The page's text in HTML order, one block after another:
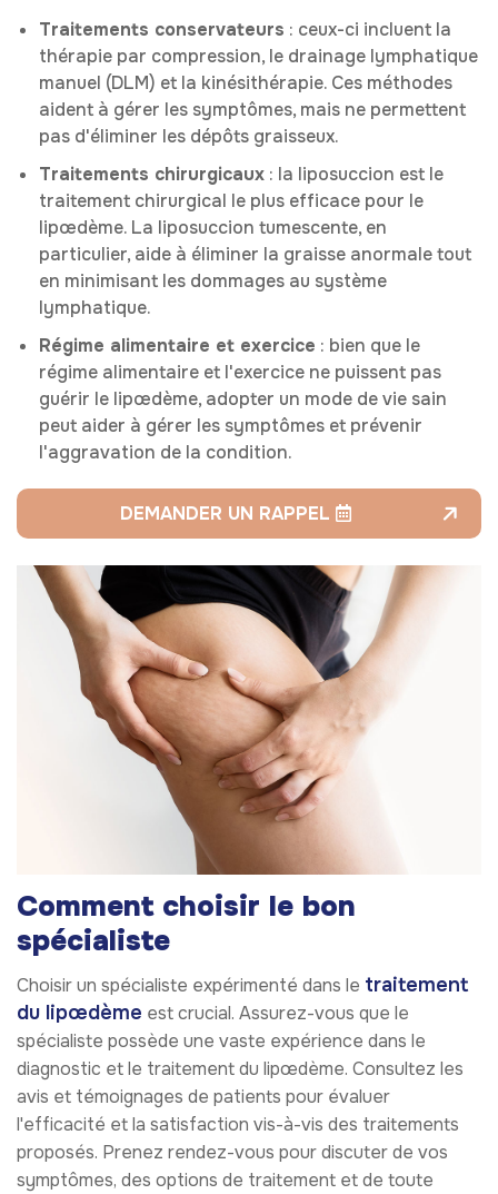
Traitements conservateurs : ceux-ci incluent la
thérapie par compression, le drainage lymphatique
manuel (DLM) et la kinésithérapie. Ces méthodes
aident à gérer les symptômes, mais ne permettent
pas d'éliminer les dépôts graisseux.
Traitements chirurgicaux : la liposuccion est le
traitement chirurgical le plus efficace pour le
lipœdème. La liposuccion tumescente, en
particulier, aide à éliminer la graisse anormale tout
en minimisant les dommages au système
lymphatique.
Régime alimentaire et exercice : bien que le
régime alimentaire et l'exercice ne puissent pas
guérir le lipœdème, adopter un mode de vie sain
peut aider à gérer les symptômes et prévenir
l'aggravation de la condition.
DEMANDER UN RAPPEL
Comment choisir le bon
spécialiste
Choisir un spécialiste expérimenté dans le traitement
du lipœdème est crucial. Assurez-vous que le
spécialiste possède une vaste expérience dans le
diagnostic et le traitement du lipœdème. Consultez les
avis et témoignages de patients pour évaluer
l'efficacité et la satisfaction vis-à-vis des traitements
proposés. Prenez rendez-vous pour discuter de vos
symptômes, des options de traitement et de toute